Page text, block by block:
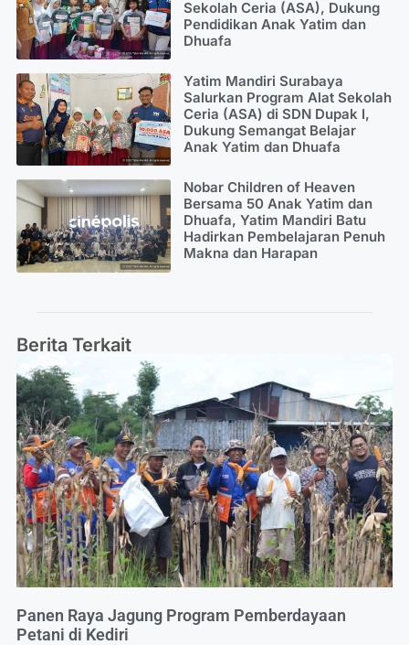
Sekolah Ceria (ASA), Dukung
Pendidikan Anak Yatim dan
Dhuafa
Yatim Mandiri Surabaya
Salurkan Program Alat Sekolah
Ceria (ASA) di SDN Dupak I,
Dukung Semangat Belajar
Anak Yatim dan Dhuafa
Nobar Children of Heaven
Bersama 50 Anak Yatim dan
Dhuafa, Yatim Mandiri Batu
Hadirkan Pembelajaran Penuh
Makna dan Harapan
Berita Terkait
Panen Raya Jagung Program Pemberdayaan
Petani di Kediri